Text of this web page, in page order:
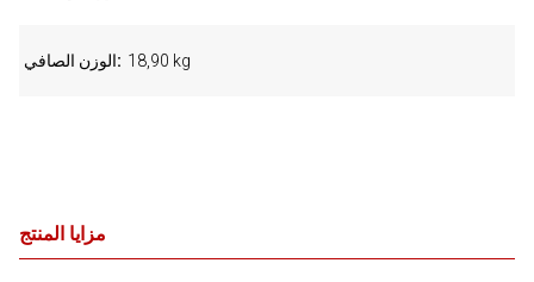
مزايا المنتج
الوزن الصافي 18,90 kg